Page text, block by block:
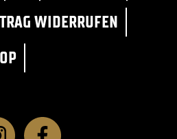
WIDERRUFEN